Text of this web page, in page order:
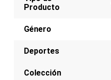
Producto
Género
Deportes
Colección